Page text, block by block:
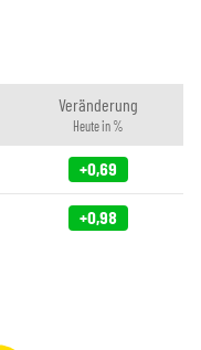
Veränderung
Heute in %
+0,69
+0,98